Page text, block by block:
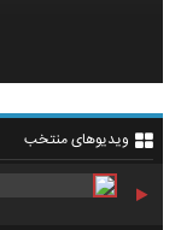
ویدیوهای منتخب